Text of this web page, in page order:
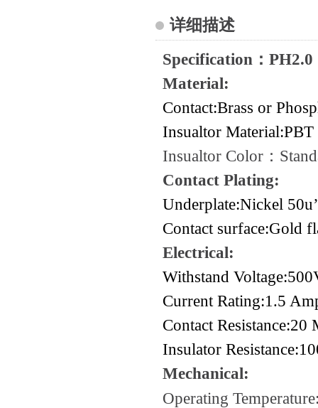
详细描述
Specification：
Material:
Contact:Brass or
Insualtor
Insualtor Color ：
Contact Plating:
Underplate:Nickel
Contact surface:Gold
Electrical:
Withstand
Current Rating:1.5
Contact Resistance:20
Insulator
Mechanical:
Operating